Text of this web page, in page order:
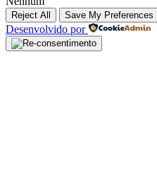
Reject All Save My Preferences
Desenvolvido por